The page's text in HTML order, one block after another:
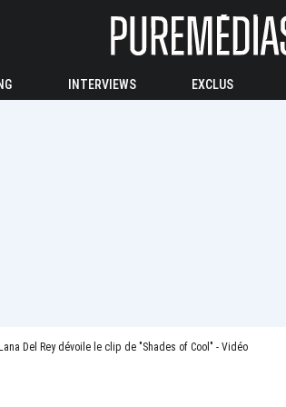
INTERVIEWS EXCLUS
Lana Del Rey dévoile le clip de "Shades of Cool" - Vidéo